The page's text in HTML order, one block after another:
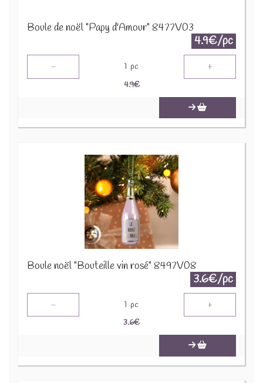
Boule de noël "Papy d'Amour" 8477V03
4.9€/pc
- 1 pc +
4.9€
Boule noël "Bouteille vin rosé" 8497V08
3.6€/pc
- 1 pc +
3.6€